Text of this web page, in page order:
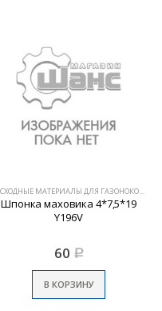
РАСХОДНЫЕ МАТЕРИАЛЫ ДЛЯ ГАЗОНОКОСИЛОК
Шпонка маховика 4*7,5*19
Y196V
60 Р
В КОРЗИНУ